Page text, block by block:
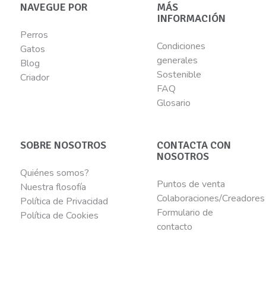
NAVEGUE POR
Perros
Gatos
Blog
Criador
MÁS
INFORMACIÓN
Condiciones
generales
Sostenible
FAQ
Glosario
SOBRE NOSOTROS
Quiénes somos?
Nuestra flosofía
Política de Privacidad
Política de Cookies
CONTACTA CON
NOSOTROS
Puntos de venta
Colaboraciones/Creadores
Formulario de
contacto